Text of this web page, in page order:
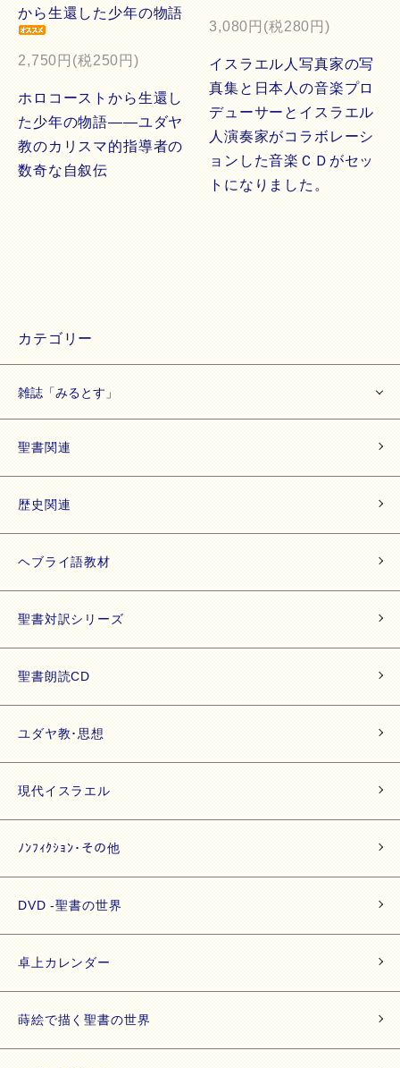
から生還した少年の物語
2,750円(税250円)
ホロコーストから生還し
た少年の物語――ユダヤ
教のカリスマ的指導者の
数奇な自叙伝
3,080円(税280円)
イスラエル人写真家の写
真集と日本人の音楽プロ
デューサーとイスラエル
人演奏家がコラボレーシ
ョンした音楽ＣＤがセッ
トになりました。
カテゴリー
雑誌「みるとす」
聖書関連
歴史関連
ヘブライ語教材
聖書対訳シリーズ
聖書朗読CD
ユダヤ教･思想
現代イスラエル
ﾉﾝﾌｨｸｼｮﾝ･その他
DVD -聖書の世界
卓上カレンダー
蒔絵で描く聖書の世界